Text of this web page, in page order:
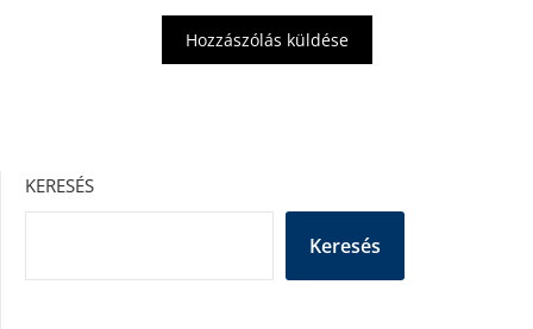
KERESÉS
Keresés